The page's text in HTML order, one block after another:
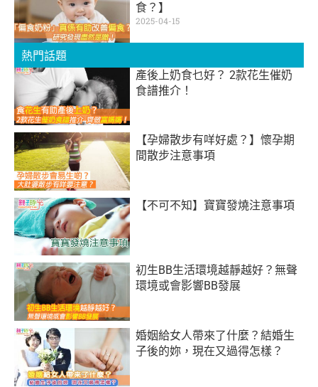
食？】
2025-04-15
熱門話題
產後上奶食乜好？ 2款花生催奶
食譜推介！
【孕婦散步有咩好處？】懷孕期
間散步注意事項
【不可不知】寶寶發燒‬注意事項
初生BB生活環境越靜越好？無聲
環境或會影響BB發展
婚姻給女人帶來了什麼？結婚生
子後的妳，現在又過得怎樣？